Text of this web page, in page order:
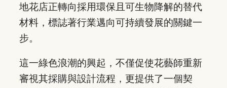
地花店正轉向採用環保且可生物降解的替代
材料，標誌著行業邁向可持續發展的關鍵一
步。
這一綠色浪潮的興起，不僅促使花藝師重新
審視其採購與設計流程，更提供了一個契